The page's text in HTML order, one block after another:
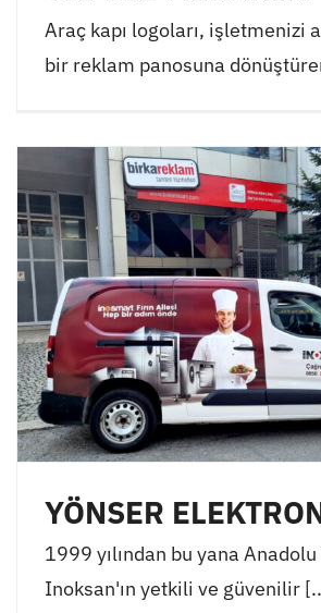
Araç kapı logoları, işletmenizi
bir reklam panosuna
YÖNSER
1999 yılından bu yana Anadolu
Inoksan'ın yetkili ve güvenilir